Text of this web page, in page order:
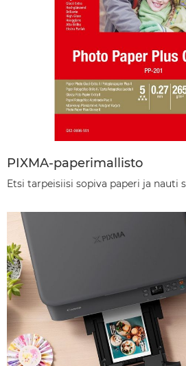
PIXMA-paperimallisto
Etsi tarpeisiisi sopiva paperi ja nauti